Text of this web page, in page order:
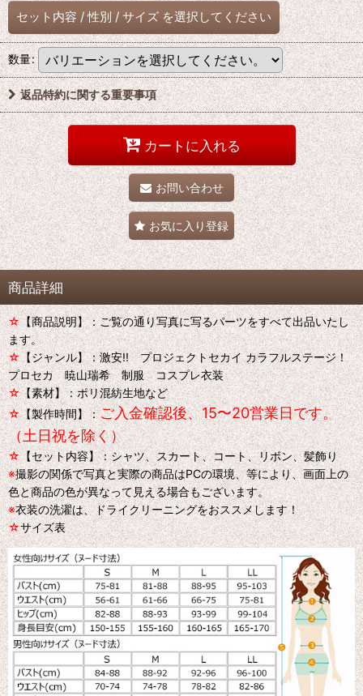
セット内容 / 性別 / サイズ を選択してください
数量:
返品特約に関する重要事項
カートに入れる
お問い合わせ
お気に入り登録
商品詳細
☆【商品説明】：ご覧の通り写真に写るパーツをすべて出品いたし
ます。
☆【ジャンル】：激安!! プロジェクトセカイ カラフルステージ！
プロセカ 暁山瑞希 制服 コスプレ衣装
☆【素材】：ポリ混紡生地など
☆【製作時間】：ご入金確認後、15〜20営業日です。
（土日祝を除く）
☆【セット内容】：シャツ、スカート、コート、リボン、髪飾り
※撮影の関係で写真と実際の商品はPCの環境、等により、画面上の
色と商品の色が異なって見える場合もございます。
※衣装の洗濯は、ドライクリーニングをおススメします！
☆サイズ表